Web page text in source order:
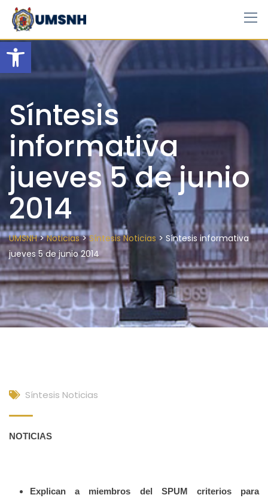
Open toolbar
Skip
content
Síntesis
informativa
jueves 5 de junio
2014
UMSNH>Noticias>Síntesis Noticias> Síntesis informativa
jueves 5 de junio 2014
Síntesis Noticias
NOTICIAS
Explican a miembros del SPUM criterios para